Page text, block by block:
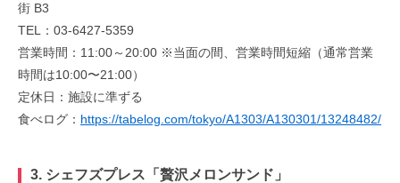
街 B3
TEL：03-6427-5359
営業時間：11:00～20:00 ※当面の間、営業時間短縮（通常営業
時間は10:00〜21:00）
定休日：施設に準ずる
食べログ： https://tabelog.com/tokyo/A1303/A130301/13248482/
3. シェフズプレス「贅沢メロンサンド」